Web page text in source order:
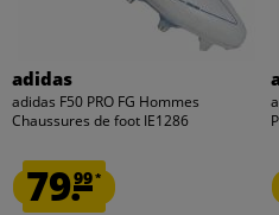
adidas
adidas F50 PRO FG Hommes
Chaussures de foot IE1286
79.99*